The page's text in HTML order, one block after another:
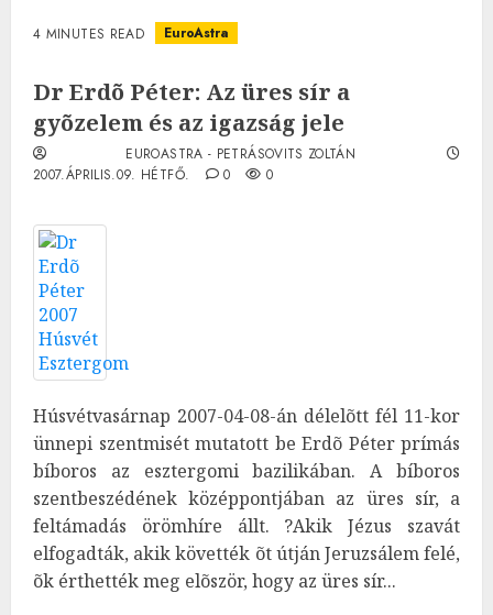
4 MINUTES READ EuroAstra
Dr Erdõ Péter: Az üres sír a
gyõzelem és az igazság jele
EUROASTRA - PETRÁSOVITS ZOLTÁN
2007.ÁPRILIS.09. HÉTFŐ.
0 0
Húsvétvasárnap 2007-04-08-án délelõtt fél 11-kor
ünnepi szentmisét mutatott be Erdõ Péter prímás
bíboros az esztergomi bazilikában. A bíboros
szentbeszédének középpontjában az üres sír, a
feltámadás örömhíre állt. ?Akik Jézus szavát
elfogadták, akik követték õt útján Jeruzsálem felé,
õk érthették meg elõször, hogy az üres sír...